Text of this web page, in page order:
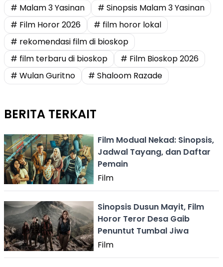
# Malam 3 Yasinan
# Sinopsis Malam 3 Yasinan
# Film Horor 2026
# film horor lokal
# rekomendasi film di bioskop
# film terbaru di bioskop
# Film Bioskop 2026
# Wulan Guritno
# Shaloom Razade
BERITA TERKAIT
Film Modual Nekad: Sinopsis,
Jadwal Tayang, dan Daftar
Pemain
Film
Sinopsis Dusun Mayit, Film
Horor Teror Desa Gaib
Penuntut Tumbal Jiwa
Film